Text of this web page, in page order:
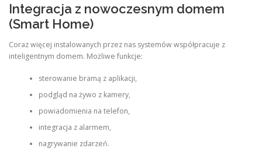
Integracja z nowoczesnym domem
(Smart Home)
Coraz więcej instalowanych przez nas systemów współpracuje z
inteligentnym domem. Możliwe funkcje:
sterowanie bramą z aplikacji,
podgląd na żywo z kamery,
powiadomienia na telefon,
integracja z alarmem,
nagrywanie zdarzeń.